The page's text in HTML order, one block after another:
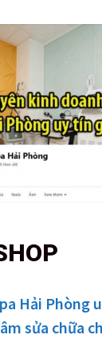
Hải Phòng
sửa chữa